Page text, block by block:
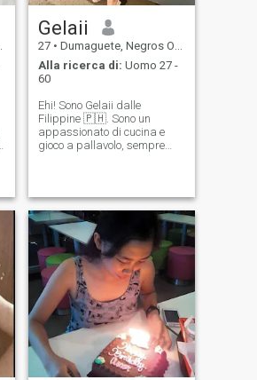
Gelaii
27 • Dumaguete, Negros Oriental, Filippine
Alla ricerca di: Uomo 27 -
60
Ehi! Sono Gelaii dalle
Filippine 🇵🇭. Sono un
appassionato di cucina e
gioco a pallavolo, sempre
di buon umore, mi potete
trovare indulgere nel mio
amore per le attività
all'aperto e nelle faccende
domestiche, sia che si tratti
di escursioni in montagna o
di provare nuove ricette in
cucina. Sto cercando
qualcuno che condivida il mio
senso di avventura e
curiosità, qualcuno che
possa farmi ridere e
sfidarmi in tutti i modi giusti.
Collegiamoci e vediamo dove